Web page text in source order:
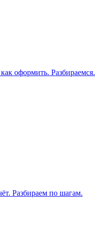
оформить. Разбираемся.
Разбираем по шагам.